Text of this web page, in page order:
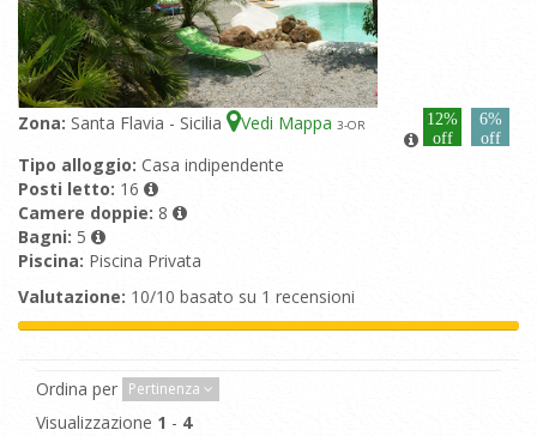
Zona: Santa Flavia - Sicilia Vedi Mappa 3-OR
12%
off
6%
off
Tipo alloggio: Casa indipendente
Posti letto: 16
Camere doppie: 8
Bagni: 5
Piscina: Piscina Privata
Valutazione: 10/10 basato su 1 recensioni
Ordina per Pertinenza
Visualizzazione 1 - 4